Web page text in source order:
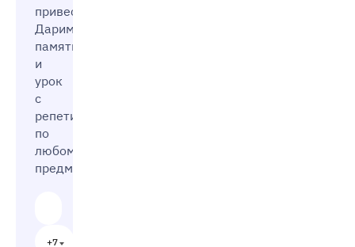
привести?
Дарим
памятку
и
урок
с
репетитором
по
любому
предмету
+7